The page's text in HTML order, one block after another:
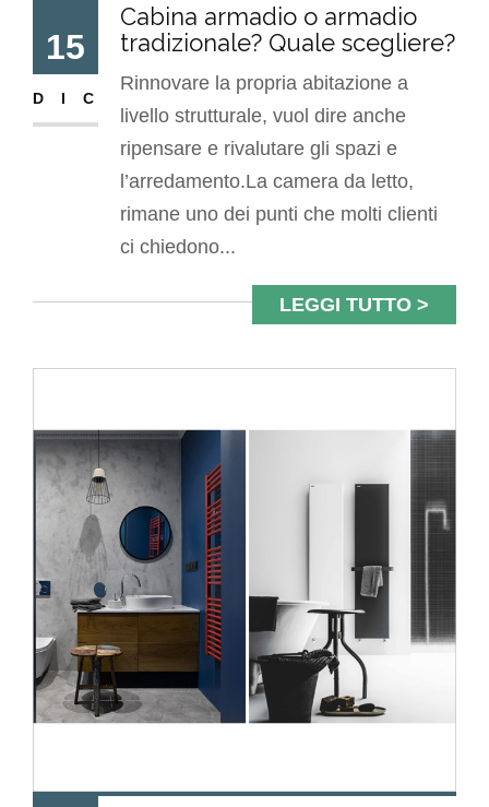
15
DIC
Cabina armadio o armadio
tradizionale? Quale scegliere?
Rinnovare la propria abitazione a
livello strutturale, vuol dire anche
ripensare e rivalutare gli spazi e
l’arredamento.La camera da letto,
rimane uno dei punti che molti clienti
ci chiedono...
LEGGI TUTTO >